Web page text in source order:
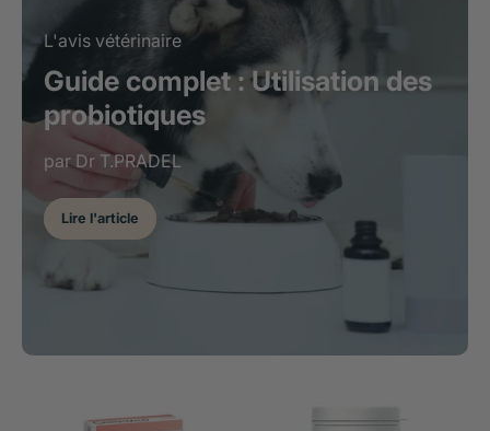
L'avis vétérinaire
Guide complet : Utilisation des
probiotiques
par Dr T.PRADEL
Lire l'article